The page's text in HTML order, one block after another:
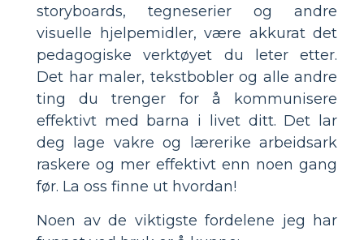
storyboards, tegneserier og andre
visuelle hjelpemidler, være akkurat det
pedagogiske verktøyet du leter etter.
Det har maler, tekstbobler og alle andre
ting du trenger for å kommunisere
effektivt med barna i livet ditt. Det lar
deg lage vakre og lærerike arbeidsark
raskere og mer effektivt enn noen gang
før. La oss finne ut hvordan!
Noen av de viktigste fordelene jeg har